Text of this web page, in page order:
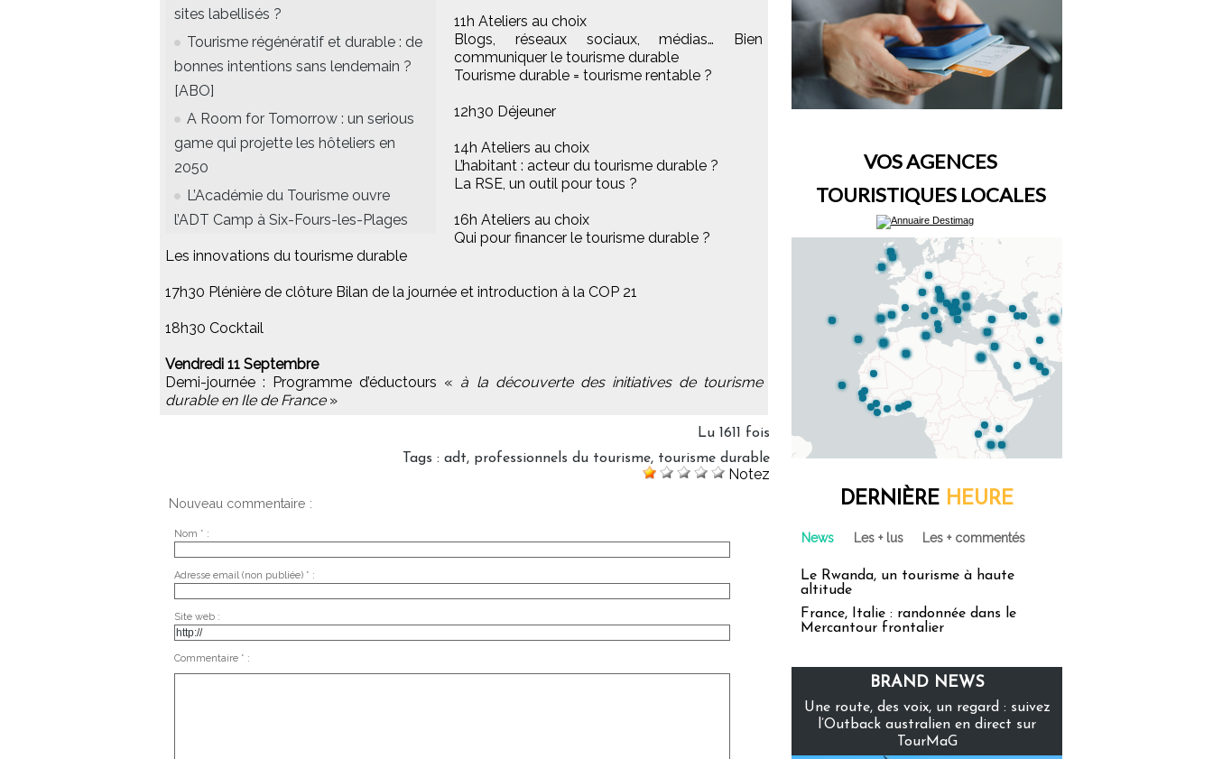
sites labellisés ?
Tourisme régénératif et durable : de
bonnes intentions sans lendemain ?
[ABO]
A Room for Tomorrow : un serious
game qui projette les hôteliers en
2050
L’Académie du Tourisme ouvre
l’ADT Camp à Six-Fours-les-Plages
11h Ateliers au choix
Blogs, réseaux sociaux, médias… Bien
communiquer le tourisme durable
Tourisme durable = tourisme rentable ?
12h30 Déjeuner
14h Ateliers au choix
L’habitant : acteur du tourisme durable ?
La RSE, un outil pour tous ?
16h Ateliers au choix
Qui pour financer le tourisme durable ?
Les innovations du tourisme durable
17h30 Plénière de clôture Bilan de la journée et introduction à la COP 21
18h30 Cocktail
Vendredi 11 Septembre
Demi-journée : Programme d’éductours « à la découverte des initiatives de tourisme
durable en Ile de France»
Lu 1611 fois
Tags : adt, professionnels du tourisme, tourisme durable
Notez
Nouveau commentaire :
Nom * :
Adresse email (non publiée) * :
Site web :
Commentaire * :
VOS AGENCES
TOURISTIQUES LOCALES
DERNIÈRE HEURE
News Les + lus Les + commentés
Le Rwanda, un tourisme à haute
altitude
France, Italie : randonnée dans le
Mercantour frontalier
BRAND NEWS
Une route, des voix, un regard : suivez
l’Outback australien en direct sur
TourMaG